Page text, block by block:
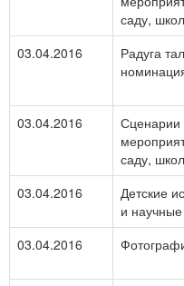
саду,
03.04.2016
Радуга
03.04.2016
Сценарии
саду,
03.04.2016
Детские
и
03.04.2016